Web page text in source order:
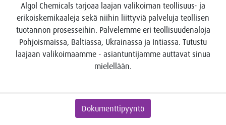
Algol Chemicals tarjoaa laajan valikoiman teollisuus- ja
erikoiskemikaaleja sekä niihin liittyviä palveluja teollisen
tuotannon prosesseihin. Palvelemme eri teollisuudenaloja
Pohjoismaissa, Baltiassa, Ukrainassa ja Intiassa. Tutustu
laajaan valikoimaamme - asiantuntijamme auttavat sinua
mielellään.
Dokumenttipyyntö